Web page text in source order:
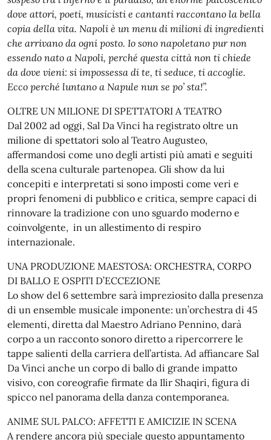
dove attori, poeti, musicisti e cantanti raccontano la bella
copia della vita. Napoli è un menu di milioni di ingredienti
che arrivano da ogni posto. Io sono napoletano pur non
essendo nato a Napoli, perché questa città non ti chiede
da dove vieni: si impossessa di te, ti seduce, ti accoglie.
Ecco perché luntano a Napule nun se po’ sta!”.
OLTRE UN MILIONE DI SPETTATORI A TEATRO
Dal 2002 ad oggi, Sal Da Vinci ha registrato oltre un
milione di spettatori solo al Teatro Augusteo,
affermandosi come uno degli artisti più amati e seguiti
della scena culturale partenopea. Gli show da lui
concepiti e interpretati si sono imposti come veri e
propri fenomeni di pubblico e critica, sempre capaci di
rinnovare la tradizione con uno sguardo moderno e
coinvolgente, in un allestimento di respiro
internazionale.
UNA PRODUZIONE MAESTOSA: ORCHESTRA, CORPO
DI BALLO E OSPITI D’ECCEZIONE
Lo show del 6 settembre sarà impreziosito dalla presenza
di un ensemble musicale imponente: un’orchestra di 45
elementi, diretta dal Maestro Adriano Pennino, darà
corpo a un racconto sonoro diretto a ripercorrere le
tappe salienti della carriera dell’artista. Ad affiancare Sal
Da Vinci anche un corpo di ballo di grande impatto
visivo, con coreografie firmate da Ilir Shaqiri, figura di
spicco nel panorama della danza contemporanea.
ANIME SUL PALCO: AFFETTI E AMICIZIE IN SCENA
A rendere ancora più speciale questo appuntamento